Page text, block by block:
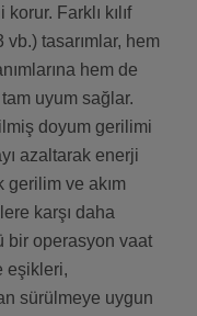
Farklı kılıf
tasarımlar, hem
hem de
uyum sağlar.
doyum gerilimi
azaltarak enerji
ve akım
karşı daha
bir operasyon vaat
eşikleri,
sürülmeye uygun